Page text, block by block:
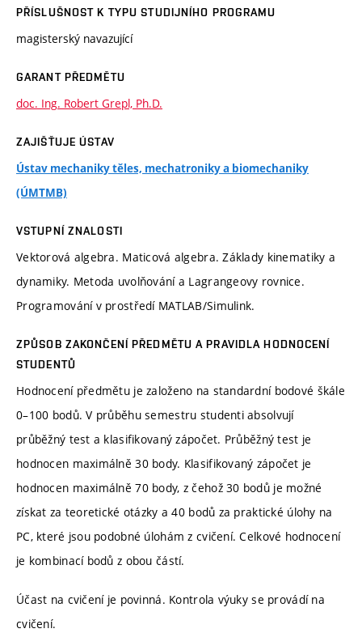
PŘÍSLUŠNOST K TYPU STUDIJNÍHO PROGRAMU
magisterský navazující
GARANT PŘEDMĚTU
doc. Ing. Robert Grepl, Ph.D.
ZAJIŠŤUJE ÚSTAV
Ústav mechaniky těles, mechatroniky a biomechaniky
(ÚMTMB)
VSTUPNÍ ZNALOSTI
Vektorová algebra. Maticová algebra. Základy kinematiky a
dynamiky. Metoda uvolňování a Lagrangeovy rovnice.
Programování v prostředí MATLAB/Simulink.
ZPŮSOB ZAKONČENÍ PŘEDMĚTU A PRAVIDLA HODNOCENÍ
STUDENTŮ
Hodnocení předmětu je založeno na standardní bodové škále
0–100 bodů. V průběhu semestru studenti absolvují
průběžný test a klasifikovaný zápočet. Průběžný test je
hodnocen maximálně 30 body. Klasifikovaný zápočet je
hodnocen maximálně 70 body, z čehož 30 bodů je možné
získat za teoretické otázky a 40 bodů za praktické úlohy na
PC, které jsou podobné úlohám z cvičení. Celkové hodnocení
je kombinací bodů z obou částí.
Účast na cvičení je povinná. Kontrola výuky se provádí na
cvičení.